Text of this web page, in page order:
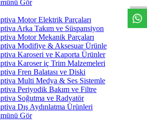
Gör
Motor Elektrik Parçaları
Arka Takım ve Süspansiyon
Motor Mekanik Parçaları
Modifiye & Aksesuar Ürünle
Karoseri ve Kaporta Ürünler
Karoser iç Trim Malzemeleri
Fren Balatası ve Diski
Multi Medya & Ses Sistemle
Periyodik Bakım ve Filtre
Soğutma ve Radyatör
Dış Aydınlatma Ürünleri
Gör